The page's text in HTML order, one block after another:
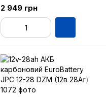
(12в 20Аг)
2 949 грн